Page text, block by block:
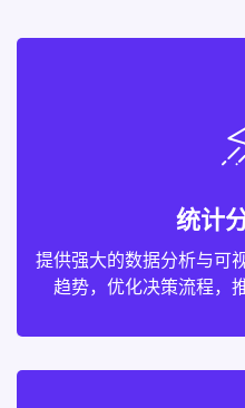
统计
提供强大的数据分析与可
趋势，优化决策流程，